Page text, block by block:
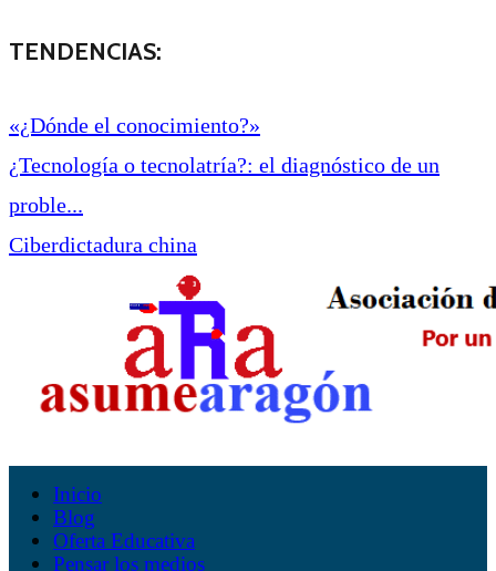
TENDENCIAS:
«¿Dónde el conocimiento?»
¿Tecnología o tecnolatría?: el diagnóstico de un
proble...
Ciberdictadura china
Inicio
Blog
Oferta Educativa
Pensar los medios